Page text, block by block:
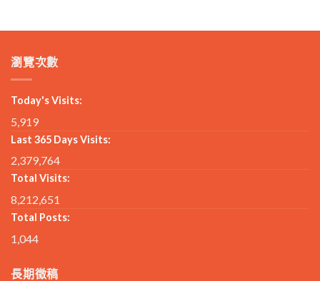
瀏覽次數
Today's Visits:
5,919
Last 365 Days Visits:
2,379,764
Total Visits:
8,212,651
Total Posts:
1,044
長期徵稿